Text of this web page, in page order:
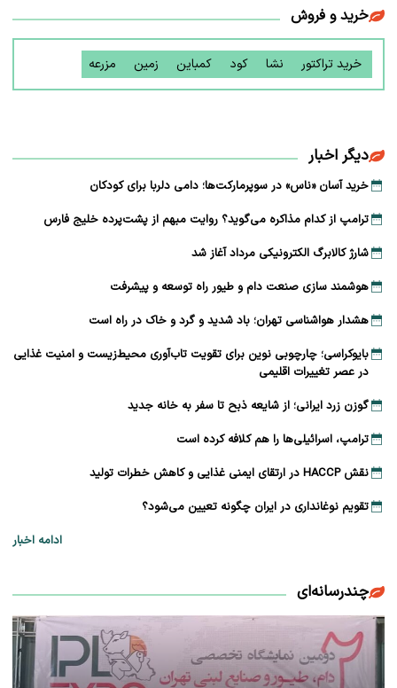
خرید و فروش
خرید تراکتور نشا کود کمباین زمین مزرعه
دیگر اخبار
خرید آسان «ناس» در سوپرمارکت‌ها؛ دامی دلربا برای کودکان
ترامپ از کدام مذاکره می‌گوید؟ روایت مبهم از پشت‌پرده خلیج فارس
شارژ کالابرگ الکترونیکی مرداد آغاز شد
هوشمند سازی صنعت دام و طیور راه توسعه و پیشرفت
هشدار هواشناسی تهران؛ باد شدید و گرد و خاک در راه است
بایوکراسی؛ چارچوبی نوین برای تقویت تاب‌آوری محیط‌زیست و امنیت غذایی
در عصر تغییرات اقلیمی
گوزن زرد ایرانی؛ از شایعه ذبح تا سفر به خانه جدید
ترامپ، اسرائیلی‌ها را هم کلافه کرده است
نقش HACCP در ارتقای ایمنی غذایی و کاهش خطرات تولید
تقویم نوغانداری در ایران چگونه تعیین می‌شود؟
ادامه اخبار
چندرسانه‌ای